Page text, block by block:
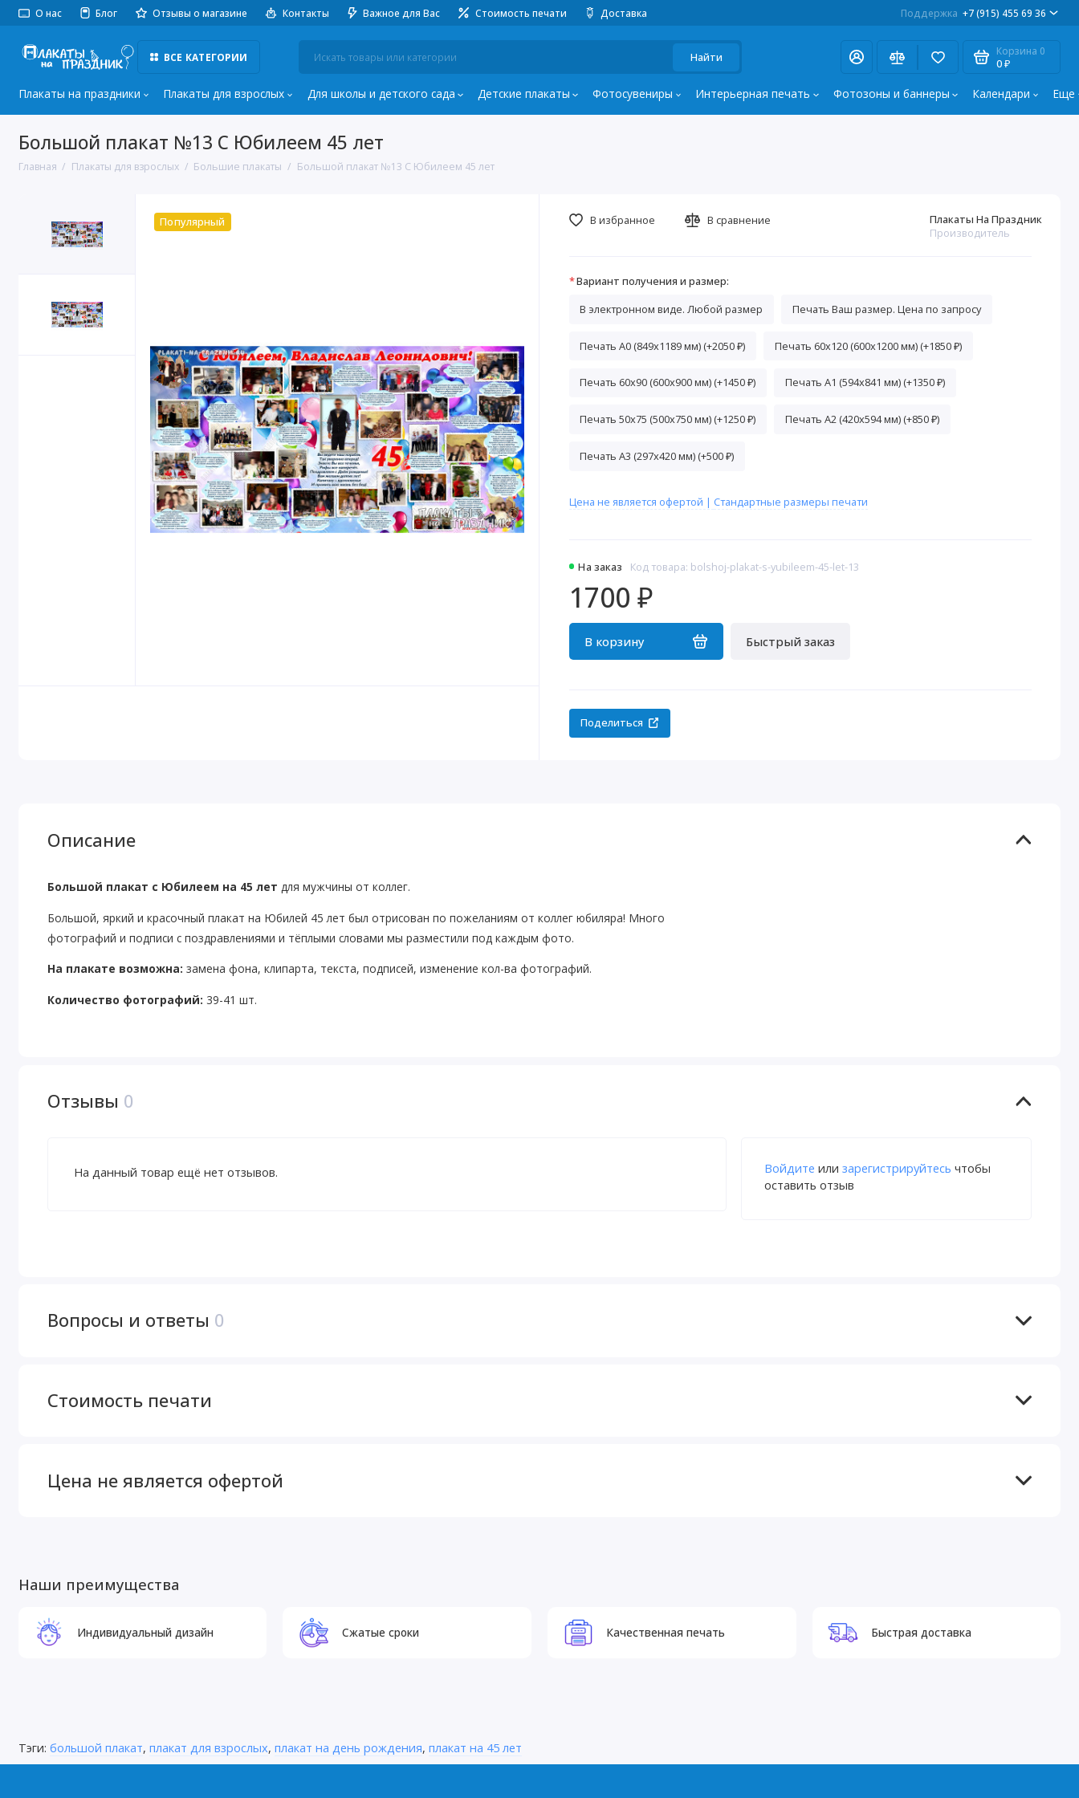
О нас Блог Отзывы о магазине Контакты Важное для Вас Стоимость печати Доставка Поддержка +7 (915) 455 69 36
ВСЕ КАТЕГОРИИ Найти Корзина 0
0 ₽
Плакаты на праздники Плакаты для взрослых Для школы и детского сада Детские плакаты Фотосувениры Интерьерная печать Фотозоны и баннеры Календари Еще
Большой плакат №13 С Юбилеем 45 лет
Главная Плакаты для взрослых Большие плакаты Большой плакат №13 С Юбилеем 45 лет
Популярный
На заказ Код товара: bolshoj-plakat-s-yubileem-45-let-13
Плакаты На Праздник
Производитель
1700 ₽
В корзину Быстрый заказ
В избранное В сравнение
Вариант получения и размер:
В электронном виде. Любой размер
Печать Ваш размер. Цена по запросу
Печать А0 (849х1189 мм) (+2050 ₽) Печать 60х120 (600х1200 мм) (+1850 ₽)
Печать 60х90 (600х900 мм) (+1450 ₽) Печать А1 (594х841 мм) (+1350 ₽)
Печать 50х75 (500х750 мм) (+1250 ₽) Печать A2 (420х594 мм) (+850 ₽)
Печать A3 (297х420 мм) (+500 ₽)
Цена не является офертой | Стандартные размеры печати
Поделиться
Описание
Большой плакат с Юбилеем на 45 лет для мужчины от коллег.
Большой, яркий и красочный плакат на Юбилей 45 лет был отрисован по пожеланиям от коллег юбиляра! Много
фотографий и подписи с поздравлениями и тёплыми словами мы разместили под каждым фото.
На плакате возможна: замена фона, клипарта, текста, подписей, изменение кол-ва фотографий.
Количество фотографий: 39-41 шт.
Отзывы 0
На данный товар ещё нет отзывов. Войдите или зарегистрируйтесь чтобы
оставить отзыв
Вопросы и ответы 0
Стоимость печати
Цена не является офертой
Наши преимущества
Индивидуальный дизайн Сжатые сроки Качественная печать Быстрая доставка
Тэги: большой плакат, плакат для взрослых, плакат на день рождения, плакат на 45 лет